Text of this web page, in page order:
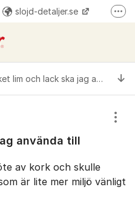
slojd-detaljer.se
Vilket lim och lack ska jag använda till mitt flöte?
använda till
av kork och skulle
är lite mer miljö vänligt